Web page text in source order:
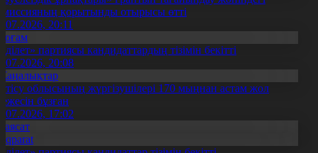
қорытынды отырысы өтті
20:11
партиясы кандидаттардың тізімін бекітті
20:08
облысының жүргізушілері 170 мыңнан астам жол
бұзған
17:02